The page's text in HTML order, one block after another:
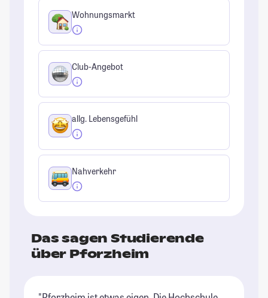
Wohnungsmarkt
Club-Angebot
allg. Lebensgefühl
Nahverkehr
Das sagen Studierende
über Pforzheim